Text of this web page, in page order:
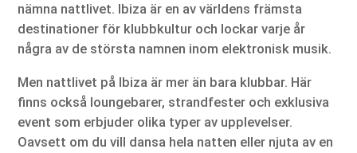
nämna nattlivet. Ibiza är en av världens främsta
destinationer för klubbkultur och lockar varje år
några av de största namnen inom elektronisk musik.
Men nattlivet på Ibiza är mer än bara klubbar. Här
finns också loungebarer, strandfester och exklusiva
event som erbjuder olika typer av upplevelser.
Oavsett om du vill dansa hela natten eller njuta av en